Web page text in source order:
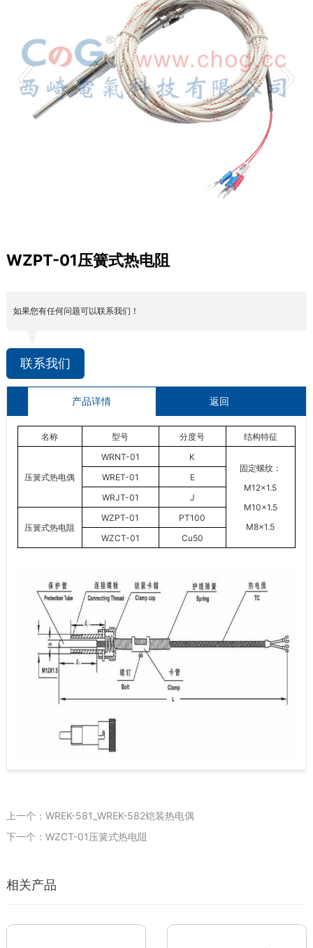
WZPT-01压簧式热电阻
如果您有任何问题可以联系我们！
联系我们
产品详情 返回
名称 型号 分度号 结构特征
压簧式热电偶
WRNT-01
K
固定螺纹：
M12×1.5
M10×1.5
M8×1.5
WRET-01
E
WRJT-01
J
压簧式热电阻
WZPT-01
PT100
WZCT-01
Cu50
上一个：WREK-581_WREK-582铠装热电偶
下一个：WZCT-01压簧式热电阻
相关产品